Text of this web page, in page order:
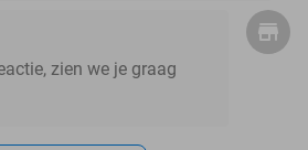
zien we je graag